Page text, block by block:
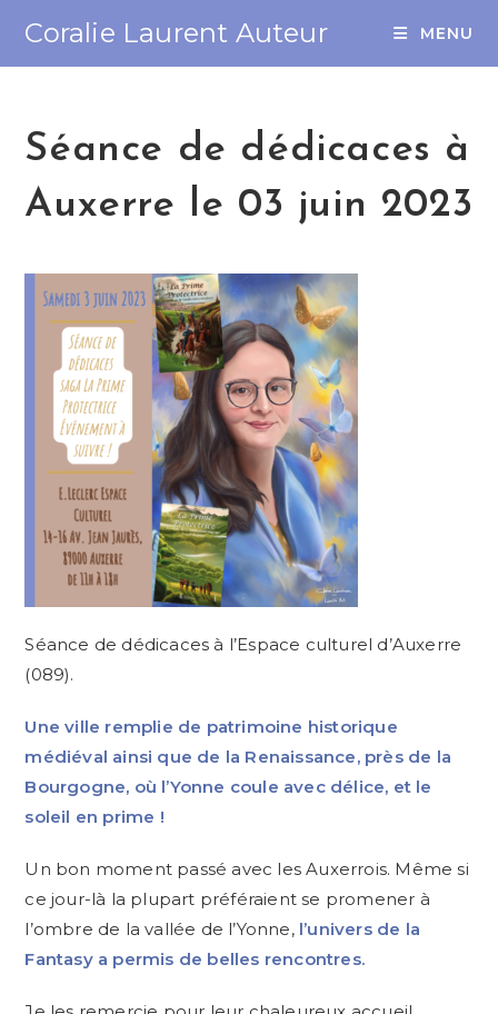
Coralie Laurent Auteur MENU
Séance de dédicaces à
Auxerre le 03 juin 2023
Séance de dédicaces à l’Espace culturel d’Auxerre
(089).
Une ville remplie de patrimoine historique
médiéval ainsi que de la Renaissance, près de la
Bourgogne, où l’Yonne coule avec délice, et le
soleil en prime !
Un bon moment passé avec les Auxerrois. Même si
ce jour-là la plupart préféraient se promener à
l’ombre de la vallée de l’Yonne, l’univers de la
Fantasy a permis de belles rencontres.